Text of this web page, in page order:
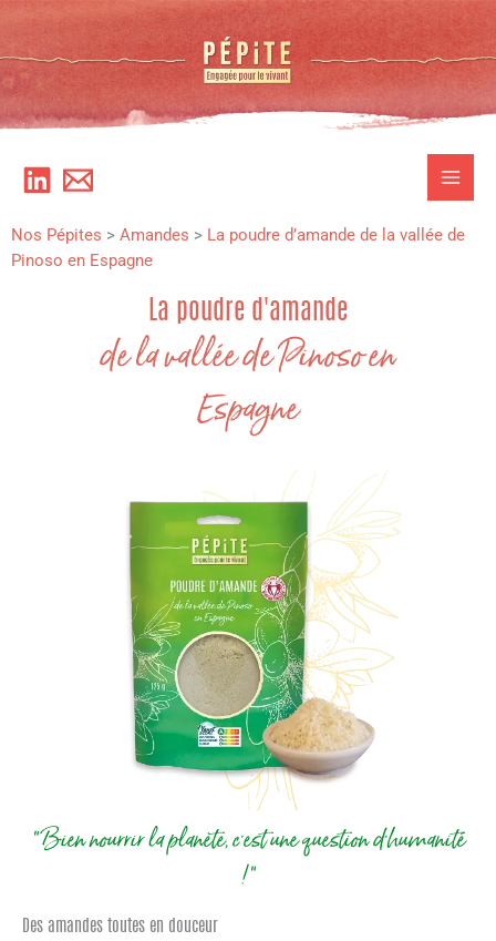
Aller
contenu
Nos Pépites > Amandes > La poudre d’amande de la vallée de
Pinoso en Espagne
La poudre d'amande
de la vallée de Pinoso en
Espagne
"Bien nourrir la planète, c'est une question d'humanité
!"
Des amandes toutes en douceur